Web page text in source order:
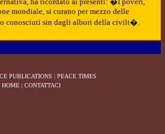
mondiale, si curano per mezzo delle
conosciuti sin dagli albori della civilt�.
PUBLICATIONS | PEACE TIMES
HOME | CONTATTACI